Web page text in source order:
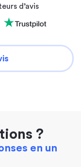
d’avis
?
en un